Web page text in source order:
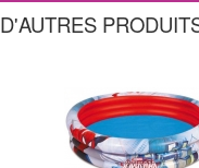
D'AUTRES